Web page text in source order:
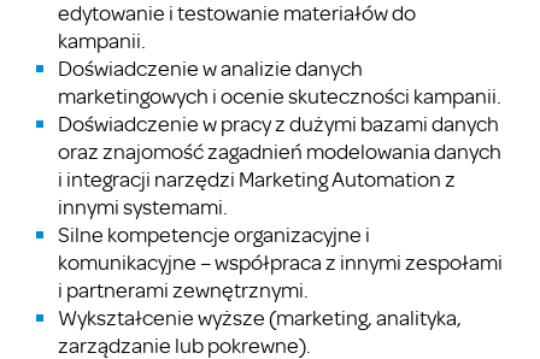
edytowanie i testowanie materiałów do
kampanii.
Doświadczenie w analizie danych
marketingowych i ocenie skuteczności kampanii.
Doświadczenie w pracy z dużymi bazami danych
oraz znajomość zagadnień modelowania danych
i integracji narzędzi Marketing Automation z
innymi systemami.
Silne kompetencje organizacyjne i
komunikacyjne – współpraca z innymi zespołami
i partnerami zewnętrznymi.
Wykształcenie wyższe (marketing, analityka,
zarządzanie lub pokrewne).